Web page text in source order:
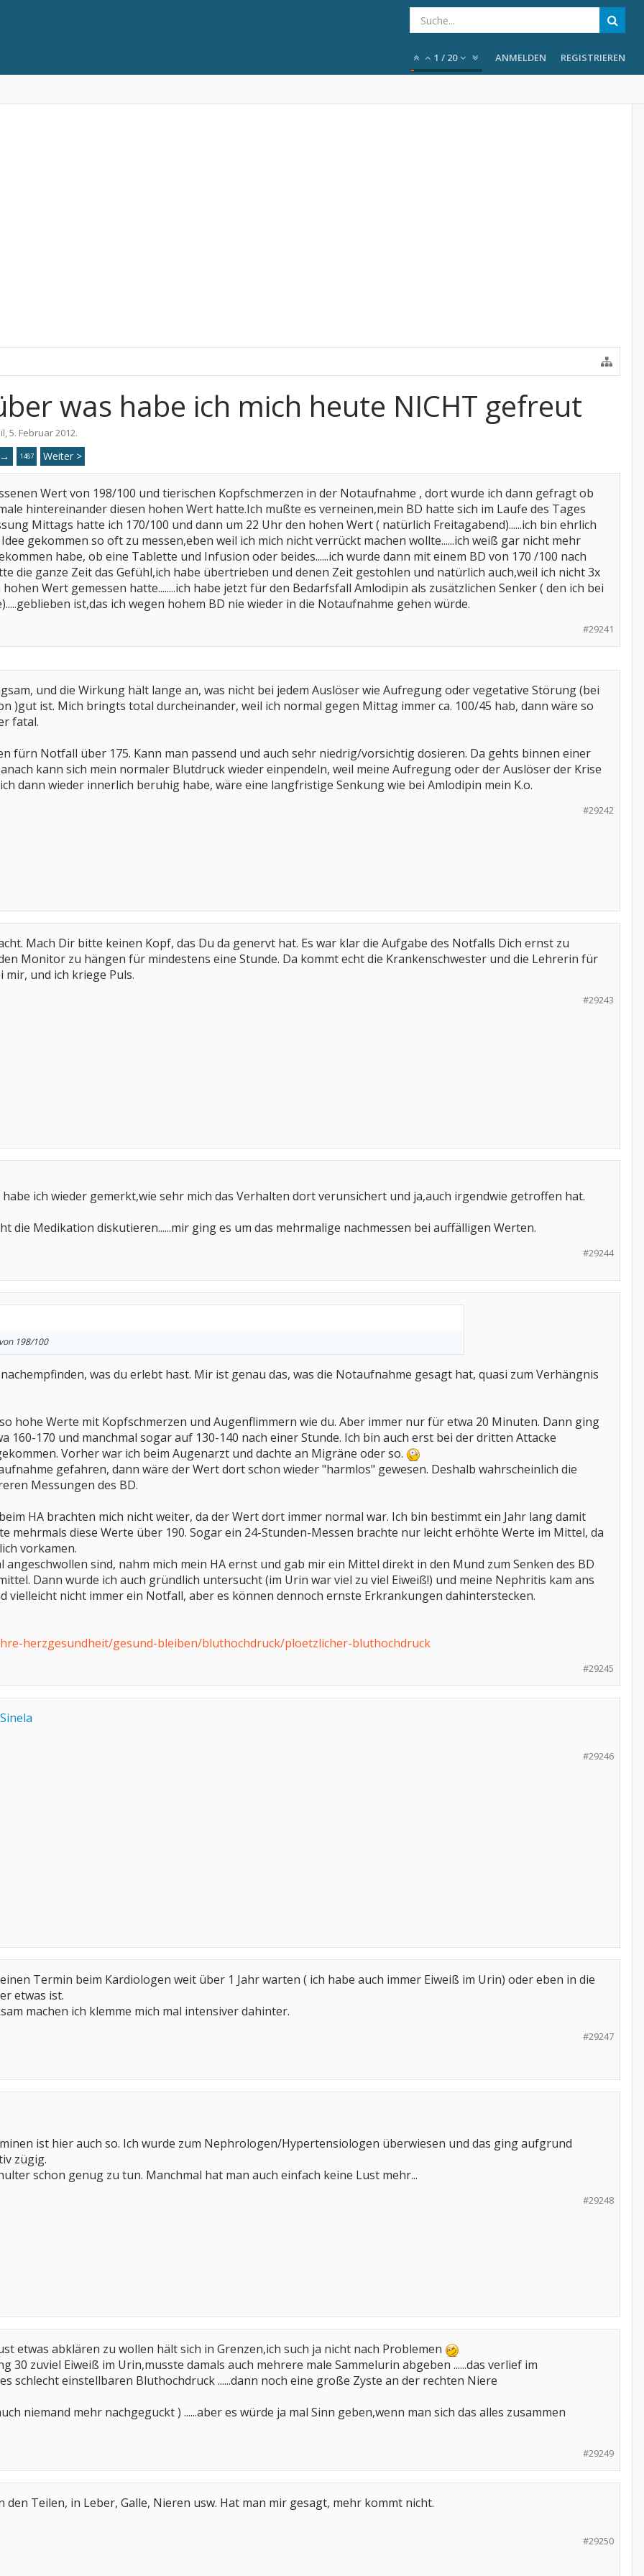
1 / 20 ANMELDEN REGISTRIEREN
was habe ich mich heute NICHT gefreut
,5. Februar 2012.
→ 1487 Weiter >
Wert von 198/100 und tierischen Kopfschmerzen in der Notaufnahme , dort wurde ich dann gefragt ob
hintereinander diesen hohen Wert hatte.Ich mußte es verneinen,mein BD hatte sich im Laufe des Tages
Mittags hatte ich 170/100 und dann um 22 Uhr den hohen Wert ( natürlich Freitagabend)......ich bin ehrlich
gekommen so oft zu messen,eben weil ich mich nicht verrückt machen wollte......ich weiß gar nicht mehr
habe, ob eine Tablette und Infusion oder beides......ich wurde dann mit einem BD von 170 /100 nach
die ganze Zeit das Gefühl,ich habe übertrieben und denen Zeit gestohlen und natürlich auch,weil ich nicht 3x
Wert gemessen hatte........ich habe jetzt für den Bedarfsfall Amlodipin als zusätzlichen Senker ( den ich bei
ist,das ich wegen hohem BD nie wieder in die Notaufnahme gehen würde.
#29241
und die Wirkung hält lange an, was nicht bei jedem Auslöser wie Aufregung oder vegetative Störung (bei
)gut ist. Mich bringts total durcheinander, weil ich normal gegen Mittag immer ca. 100/45 hab, dann wäre so
fatal.
fürn Notfall über 175. Kann man passend und auch sehr niedrig/vorsichtig dosieren. Da gehts binnen einer
kann sich mein normaler Blutdruck wieder einpendeln, weil meine Aufregung oder der Auslöser der Krise
dann wieder innerlich beruhig habe, wäre eine langfristige Senkung wie bei Amlodipin mein K.o.
#29242
Mach Dir bitte keinen Kopf, das Du da genervt hat. Es war klar die Aufgabe des Notfalls Dich ernst zu
Monitor zu hängen für mindestens eine Stunde. Da kommt echt die Krankenschwester und die Lehrerin für
und ich kriege Puls.
#29243
ich wieder gemerkt,wie sehr mich das Verhalten dort verunsichert und ja,auch irgendwie getroffen hat.
die Medikation diskutieren......mir ging es um das mehrmalige nachmessen bei auffälligen Werten.
#29244
198/100
was du erlebt hast. Mir ist genau das, was die Notaufnahme gesagt hat, quasi zum Verhängnis
hohe Werte mit Kopfschmerzen und Augenflimmern wie du. Aber immer nur für etwa 20 Minuten. Dann ging
160-170 und manchmal sogar auf 130-140 nach einer Stunde. Ich bin auch erst bei der dritten Attacke
Vorher war ich beim Augenarzt und dachte an Migräne oder so.
gefahren, dann wäre der Wert dort schon wieder "harmlos" gewesen. Deshalb wahrscheinlich die
Messungen des BD.
HA brachten mich nicht weiter, da der Wert dort immer normal war. Ich bin bestimmt ein Jahr lang damit
mehrmals diese Werte über 190. Sogar ein 24-Stunden-Messen brachte nur leicht erhöhte Werte im Mittel, da
vorkamen.
angeschwollen sind, nahm mich mein HA ernst und gab mir ein Mittel direkt in den Mund zum Senken des BD
Dann wurde ich auch gründlich untersucht (im Urin war viel zu viel Eiweiß!) und meine Nephritis kam ans
vielleicht nicht immer ein Notfall, aber es können dennoch ernste Erkrankungen dahinterstecken.
herzgesundheit/gesund-bleiben/bluthochdruck/ploetzlicher-bluthochdruck
#29245
#29246
Termin beim Kardiologen weit über 1 Jahr warten ( ich habe auch immer Eiweiß im Urin) oder eben in die
etwas ist.
machen ich klemme mich mal intensiver dahinter.
#29247
ist hier auch so. Ich wurde zum Nephrologen/Hypertensiologen überwiesen und das ging aufgrund
zügig.
schon genug zu tun. Manchmal hat man auch einfach keine Lust mehr...
#29248
etwas abklären zu wollen hält sich in Grenzen,ich such ja nicht nach Problemen
30 zuviel Eiweiß im Urin,musste damals auch mehrere male Sammelurin abgeben ......das verlief im
schlecht einstellbaren Bluthochdruck ......dann noch eine große Zyste an der rechten Niere
niemand mehr nachgeguckt ) ......aber es würde ja mal Sinn geben,wenn man sich das alles zusammen
#29249
den Teilen, in Leber, Galle, Nieren usw. Hat man mir gesagt, mehr kommt nicht.
#29250